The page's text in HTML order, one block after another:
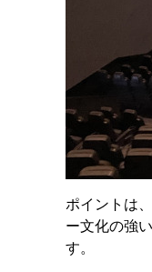
ポイントは
ー文化の強
す。